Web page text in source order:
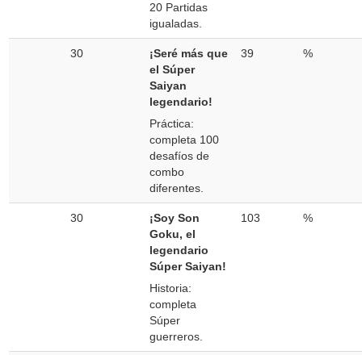
20 Partidas
igualadas.
30
¡Seré más que
el Súper
Saiyan
legendario!
Práctica:
completa 100
desafíos de
combo
diferentes.
39 %
30
¡Soy Son
Goku, el
legendario
Súper Saiyan!
Historia:
completa
Súper
guerreros.
103 %